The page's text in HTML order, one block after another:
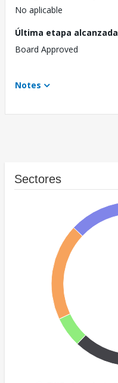
No aplicable
Última etapa alcanzada
Board Approved
Notes
Sectores